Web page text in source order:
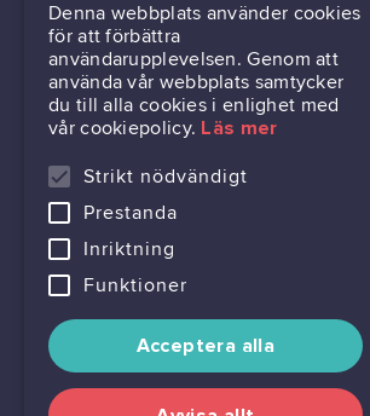
031-63 64 80
Mölndalsvägen 30B
Box 24061
400 22 Göteborg
716444-6762
Denna webbplats använder cookies
för att förbättra
användarupplevelsen. Genom att
använda vår webbplats samtycker
du till alla cookies i enlighet med
vår cookiepolicy. Läs mer
Strikt nödvändigt
Prestanda
Inriktning
Funktioner
Acceptera alla